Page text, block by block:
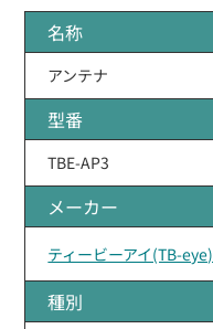
名称
アンテナ
型番
TBE-AP3
メーカー
ティービーアイ(TB-eye)
種別